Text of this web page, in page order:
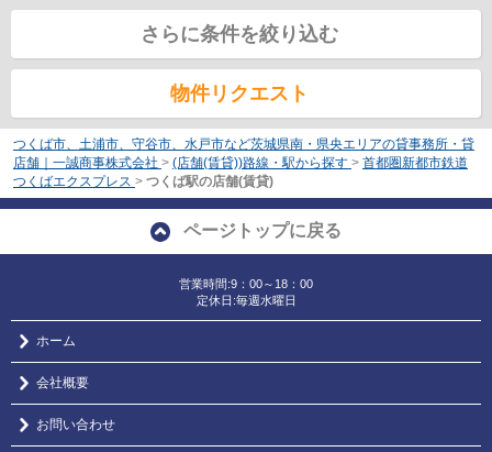
さらに条件を絞り込む
物件リクエスト
つくば市、土浦市、守谷市、水戸市など茨城県南・県央エリアの貸事務所・貸
店舗｜一誠商事株式会社 > (店舗(賃貸))路線・駅から探す > 首都圏新都市鉄道
つくばエクスプレス > つくば駅の店舗(賃貸)
ページトップに戻る
営業時間:9：00～18：00
定休日:毎週水曜日
ホーム
会社概要
お問い合わせ